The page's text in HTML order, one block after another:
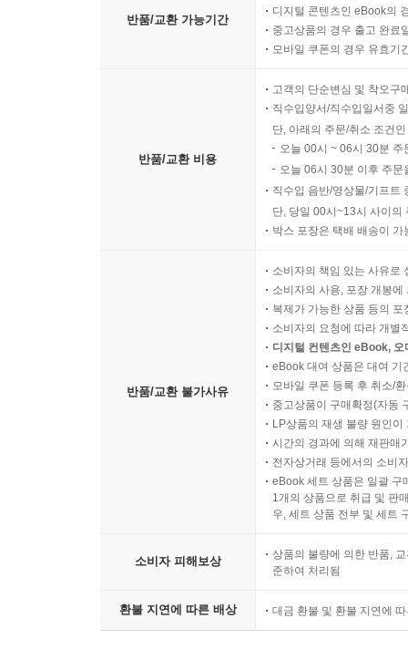
반품/교환 가능기간
디지털 콘텐츠인 eBook의
중고상품의 경우 출고 완료
모바일 쿠폰의 경우 유효기
반품/교환 비용
고객의 단순변심 및 착오구
직수입양서/직수입일서중
단, 아래의 주문/취소 조건
오늘 00시 ~ 06시 30분
오늘 06시 30분 이후 주
직수입 음반/영상물/기프트
단, 당일 00시~13시 사이의
박스 포장은 택배 배송이
반품/교환 불가사유
소비자의 책임 있는 사유로
소비자의 사용, 포장 개봉
복제가 가능한 상품 등의
소비자의 요청에 따라 개별
디지털 컨텐츠인 eBook,
eBook 대여 상품은 대여 기
모바일 쿠폰 등록 후 취소/
중고상품이 구매확정(자동
LP상품의 재생 불량 원인
시간의 경과에 의해 재판매
전자상거래 등에서의 소비
eBook 세트 상품은 일괄 구
1개의 상품으로 취급 및 판
우, 세트 상품 전부 및 세트
소비자 피해보상
상품의 불량에 의한 반품,
준하여 처리됨
환불 지연에 따른 배상 대금 환불 및 환불 지연에